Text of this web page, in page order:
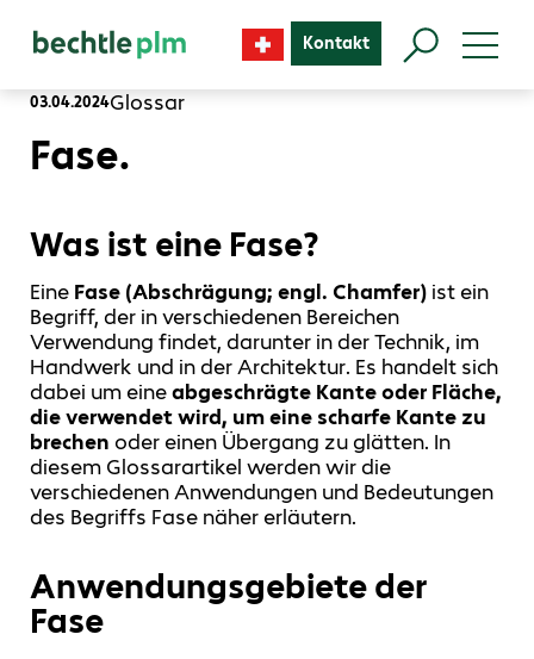
Kontakt
03.04.2024Glossar
Fase.
Was ist eine Fase?
Eine Fase (Abschrägung; engl. Chamfer) ist ein
Begriff, der in verschiedenen Bereichen
Verwendung findet, darunter in der Technik, im
Handwerk und in der Architektur. Es handelt sich
dabei um eineabgeschrägte Kante oder Fläche,
die verwendet wird, um eine scharfe Kante zu
brechen oder einen Übergang zu glätten. In
diesem Glossarartikel werden wir die
verschiedenen Anwendungen und Bedeutungen
des Begriffs Fase näher erläutern.
Anwendungsgebiete der
Fase